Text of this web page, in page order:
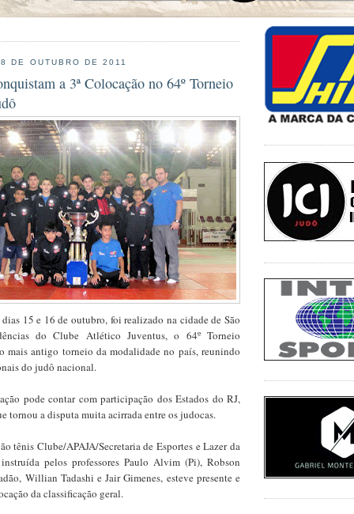
DE OUTUBRO DE 2011
a 3ª Colocação no 64º Torneio
15 e 16 de outubro, foi realizado na cidade de São
do Clube Atlético Juventus, o 64º Torneio
mais antigo torneio da modalidade no país, reunindo
do judô nacional.
pode contar com participação dos Estados do RJ,
tornou a disputa muita acirrada entre os judocas.
tênis Clube/APAJA/Secretaria de Esportes e Lazer da
pelos professores Paulo Alvim (Pi), Robson
Willian Tadashi e Jair Gimenes, esteve presente e
da classificação geral.